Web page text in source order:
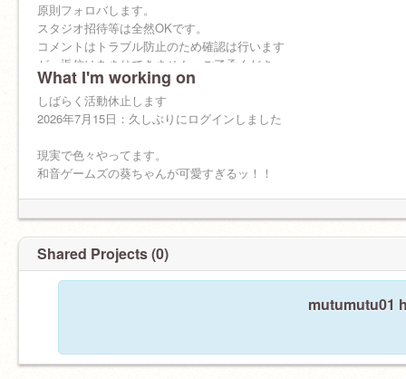
原則フォロバします。
スタジオ招待等は全然OKです。
コメントはトラブル防止のため確認は行います
が、返信はあまりできません。ご了承くださ
い。
作品の共有もございません。ご了承ください。
リア友→@hukuro-
What I'm working on
しばらく活動休止します
2026年7月15日：久しぶりにログインしました
現実で色々やってます。
和音ゲームズの葵ちゃんが可愛すぎるッ！！
になります。仮にそのスタジオのキュレーター
になる権利のない場合（フォロワーではない、
作品を投稿していないなど）はコメ欄にてお知
らせください。
Shared Projects (0)
mutumutu01